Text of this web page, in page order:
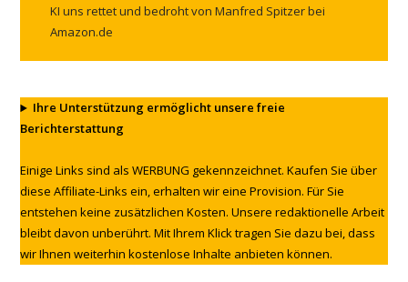
KI uns rettet und bedroht von Manfred Spitzer bei
Amazon.de
Ihre Unterstützung ermöglicht unsere freie
Berichterstattung
Einige Links sind als WERBUNG gekennzeichnet. Kaufen Sie über
diese Affiliate-Links ein, erhalten wir eine Provision. Für Sie
entstehen keine zusätzlichen Kosten. Unsere redaktionelle Arbeit
bleibt davon unberührt. Mit Ihrem Klick tragen Sie dazu bei, dass
wir Ihnen weiterhin kostenlose Inhalte anbieten können.